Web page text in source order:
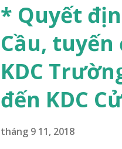
Ngô Thì Nhậm, kdc
* Quyết
Cầu,
KDC
đến KDC
tháng 9 11, 2018